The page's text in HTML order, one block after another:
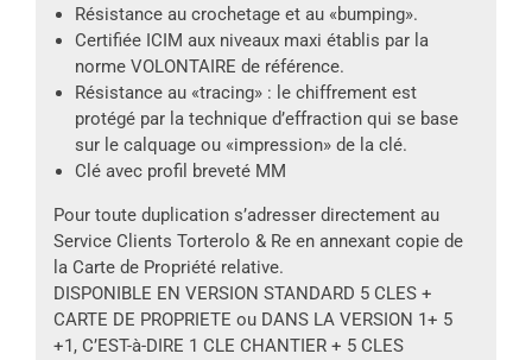
Résistance au crochetage et au «bumping».
Certifiée ICIM aux niveaux maxi établis par la
norme VOLONTAIRE de référence.
Résistance au «tracing» : le chiffrement est
protégé par la technique d’effraction qui se base
sur le calquage ou «impression» de la clé.
Clé avec profil breveté MM
Pour toute duplication s’adresser directement au
Service Clients Torterolo & Re en annexant copie de
la Carte de Propriété relative.
DISPONIBLE EN VERSION STANDARD 5 CLES +
CARTE DE PROPRIETE ou DANS LA VERSION 1+ 5
+1, C’EST-à-DIRE 1 CLE CHANTIER + 5 CLES